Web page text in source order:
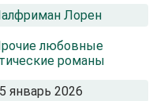
Лорен
любовные
романы
январь 2026